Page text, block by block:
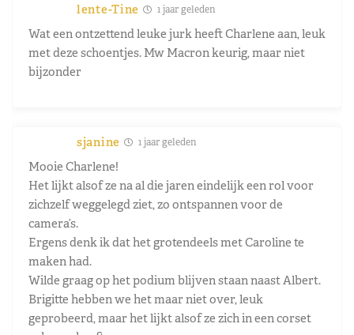
lente-Tine 1 jaar geleden
Wat een ontzettend leuke jurk heeft Charlene aan, leuk
met deze schoentjes. Mw Macron keurig, maar niet
bijzonder
sjanine 1 jaar geleden
Mooie Charlene!
Het lijkt alsof ze na al die jaren eindelijk een rol voor
zichzelf weggelegd ziet, zo ontspannen voor de
camera’s.
Ergens denk ik dat het grotendeels met Caroline te
maken had.
Wilde graag op het podium blijven staan naast Albert.
Brigitte hebben we het maar niet over, leuk
geprobeerd, maar het lijkt alsof ze zich in een corset